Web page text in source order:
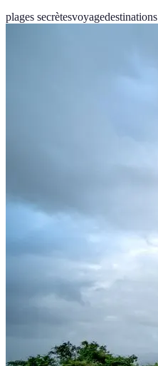
plages secrètesvoyagedestinations